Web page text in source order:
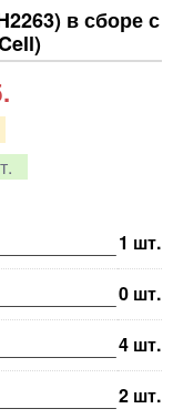
в сборе с
1 шт.
0 шт.
4 шт.
2 шт.